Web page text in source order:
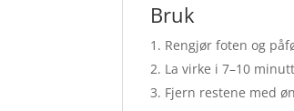
Bruk
Rengjør foten og
La virke i 7–10
Fjern restene med